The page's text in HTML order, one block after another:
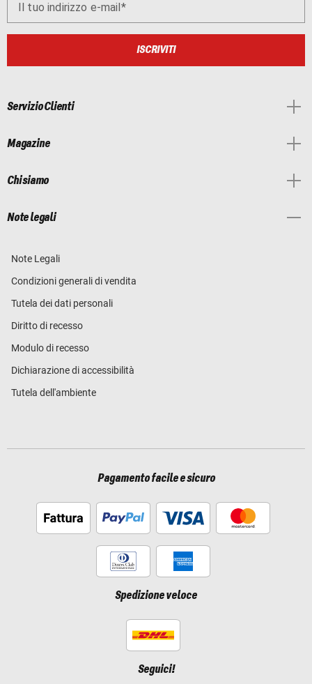
Il tuo indirizzo e-mail
ISCRIVITI
Servizio Clienti
Magazine
Chi siamo
Note legali
Note Legali
Condizioni generali di vendita
Tutela dei dati personali
Diritto di recesso
Modulo di recesso
Dichiarazione di accessibilità
Tutela dell'ambiente
Pagamento facile e sicuro
Spedizione veloce
Seguici!